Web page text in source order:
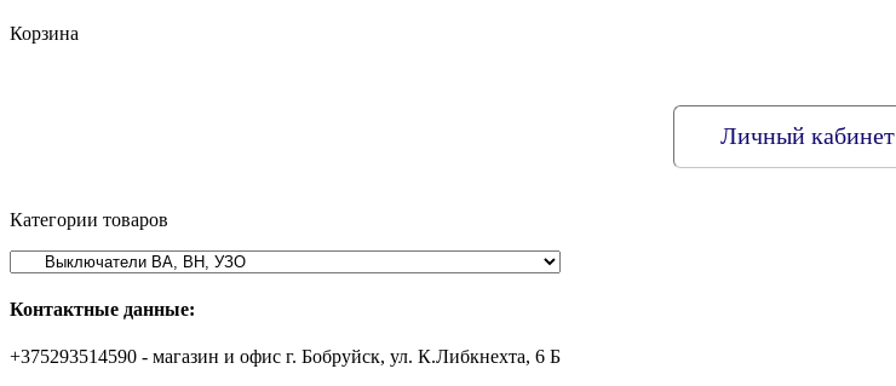
Корзина
Личный кабинет
Категории товаров
Контактные данные:
+375293514590 - магазин и офис г. Бобруйск, ул. К.Либкнехта, 6 Б